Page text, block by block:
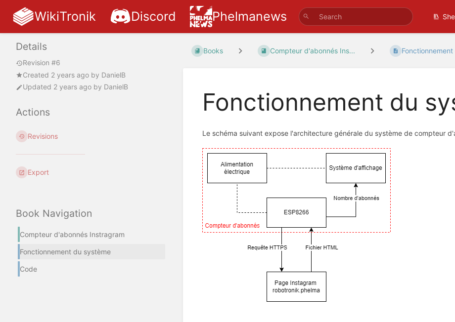
WikiTronik Discord Phelmanews
Book Navigation
Compteur d'abonnés Instragram
Fonctionnement du système
Code
Books Compteur d'abonnés Ins...
Fonctionnement du
Le schéma suivant expose l'architecture générale du système de compteur
Details
Revision #6
Created 2 years ago by DanielB
Updated 2 years ago by DanielB
Actions
Revisions
Export